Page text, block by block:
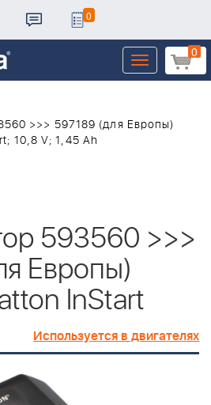
0
0
Toggle
navigation
>>> 597189 (для Европы)
10,8 V; 1,45 Ah
593560 >>>
Европы)
InStart
Используется в двигателях